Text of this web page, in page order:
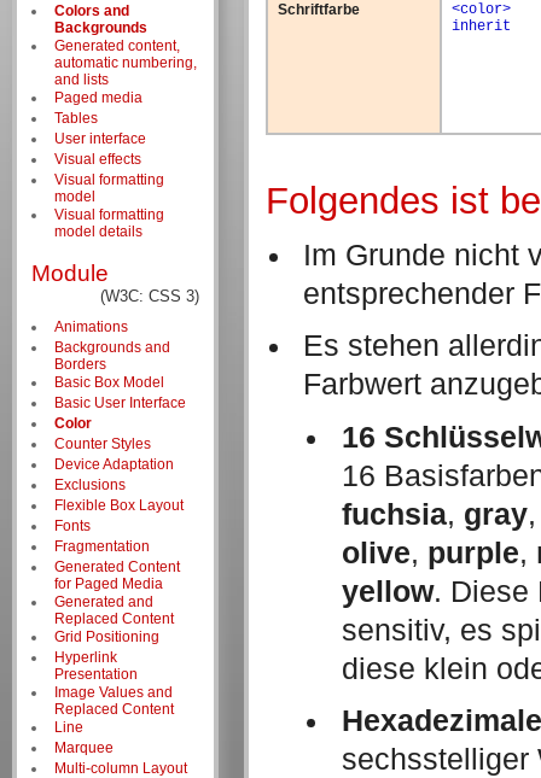
Schriftfarbe
<color>
inherit
Folgendes ist
Im Grunde nicht
entsprechender
Es stehen
Farbwert
16
16
fuchsia, gray
olive, purple,
yellow. Diese
sensitiv, es
diese klein
sechsstelliger
Colors and
Backgrounds
Generated content,
automatic numbering,
and lists
Paged media
Tables
User interface
Visual effects
Visual formatting
model
Visual formatting
model details
Module
(W3C: CSS 3)
Animations
Backgrounds and
Borders
Basic Box Model
Basic User Interface
Color
Counter Styles
Device Adaptation
Exclusions
Flexible Box Layout
Fonts
Fragmentation
Generated Content
for Paged Media
Generated and
Replaced Content
Grid Positioning
Hyperlink
Presentation
Image Values and
Replaced Content
Line
Marquee
Multi-column Layout